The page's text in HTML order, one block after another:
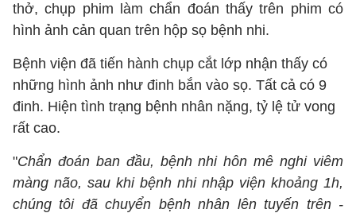
thở, chụp phim làm chẩn đoán thấy trên phim có
hình ảnh cản quan trên hộp sọ bệnh nhi.
Bệnh viện đã tiến hành chụp cắt lớp nhận thấy có
những hình ảnh như đinh bắn vào sọ. Tất cả có 9
đinh. Hiện tình trạng bệnh nhân nặng, tỷ lệ tử vong
rất cao.
"Chẩn đoán ban đầu, bệnh nhi hôn mê nghi viêm
màng não, sau khi bệnh nhi nhập viện khoảng 1h,
chúng tôi đã chuyển bệnh nhân lên tuyến trên -